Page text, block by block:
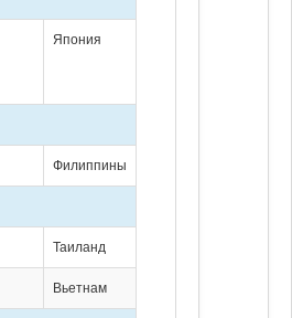
Япония
Филиппины
Таиланд
Вьетнам